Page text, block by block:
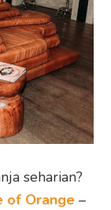
seharian?
of Orange –